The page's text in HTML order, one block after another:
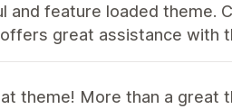
and feature loaded theme.
great assistance with
theme! More than a